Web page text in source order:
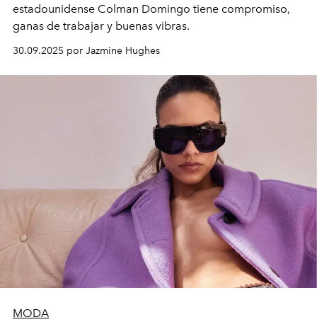
estadounidense Colman Domingo tiene compromiso,
ganas de trabajar y buenas vibras.
30.09.2025 por Jazmine Hughes
MODA